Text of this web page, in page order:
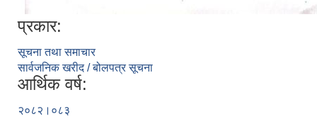
प्रकार:
सूचना तथा समाचार
सार्वजनिक खरीद / बोलपत्र सूचना
आर्थिक वर्ष:
२०८२।०८३